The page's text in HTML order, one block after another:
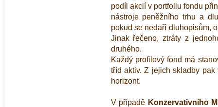
podíl akcií v portfoliu fondu
nástroje peněžního trhu a
pokud se nedaří dluhopisům,
Jinak řečeno, ztráty z
druhého.
Každý profilový fond má
tříd aktiv. Z jejich skladby
horizont.
V případě Konzervativního